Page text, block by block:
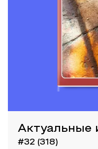
Актуальные
#32 (318)